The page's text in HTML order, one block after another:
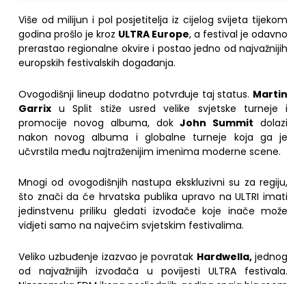
Više od milijun i pol posjetitelja iz cijelog svijeta tijekom
godina prošlo je kroz ULTRA Europe, a festival je odavno
prerastao regionalne okvire i postao jedno od najvažnijih
europskih festivalskih događanja.
Ovogodišnji lineup dodatno potvrđuje taj status. Martin
Garrixu Split stiže usred velike svjetske turneje i
promocije novog albuma, dokJohn Summit dolazi
nakon novog albuma i globalne turneje koja ga je
učvrstila među najtraženijim imenima moderne scene.
Mnogi od ovogodišnjih nastupa ekskluzivni su za regiju,
što znači da će hrvatska publika upravo na ULTRI imati
jedinstvenu priliku gledati izvođače koje inače može
vidjeti samo na najvećim svjetskim festivalima.
Veliko uzbuđenje izazvao je povratak Hardwella,jednog
od najvažnijih izvođača u povijesti ULTRA festivala.